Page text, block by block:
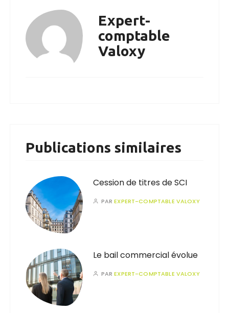
Expert-
comptable
Valoxy
Publications similaires
Cession de titres de SCI
PAREXPERT-COMPTABLE VALOXY
Le bail commercial évolue
PAREXPERT-COMPTABLE VALOXY